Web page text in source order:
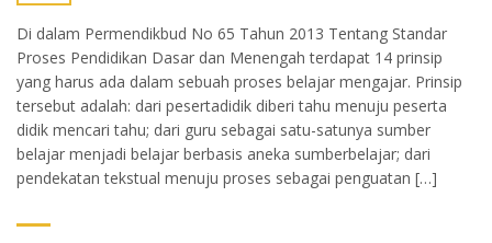
Di dalam Permendikbud No 65 Tahun 2013 Tentang Standar
Proses Pendidikan Dasar dan Menengah terdapat 14 prinsip
yang harus ada dalam sebuah proses belajar mengajar. Prinsip
tersebut adalah: dari pesertadidik diberi tahu menuju peserta
didik mencari tahu; dari guru sebagai satu-satunya sumber
belajar menjadi belajar berbasis aneka sumberbelajar; dari
pendekatan tekstual menuju proses sebagai penguatan […]